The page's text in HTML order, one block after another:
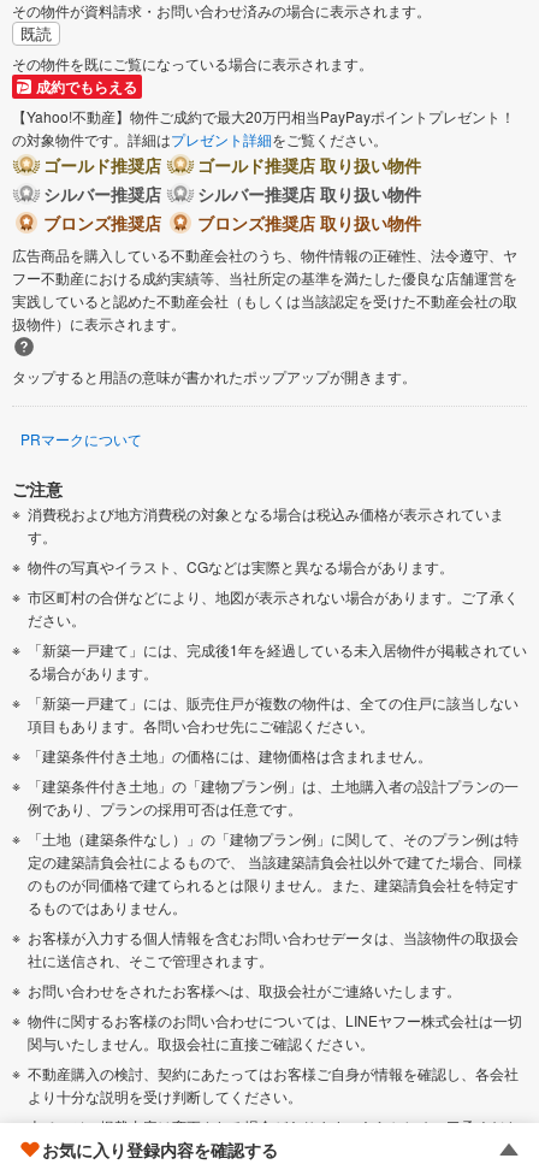
その物件が資料請求・お問い合わせ済みの場合に表示されます。
既読
その物件を既にご覧になっている場合に表示されます。
成約でもらえる
【Yahoo!不動産】物件ご成約で最大20万円相当PayPayポイントプレゼント！
の対象物件です。詳細はプレゼント詳細をご覧ください。
ゴールド推奨店
ゴールド推奨店 取り扱い物件
シルバー推奨店
シルバー推奨店 取り扱い物件
ブロンズ推奨店
ブロンズ推奨店 取り扱い物件
広告商品を購入している不動産会社のうち、物件情報の正確性、法令遵守、ヤ
フー不動産における成約実績等、当社所定の基準を満たした優良な店舗運営を
実践していると認めた不動産会社（もしくは当該認定を受けた不動産会社の取
扱物件）に表示されます。
タップすると用語の意味が書かれたポップアップが開きます。
PRマークについて
ご注意
消費税および地方消費税の対象となる場合は税込み価格が表示されていま
す。
物件の写真やイラスト、CGなどは実際と異なる場合があります。
市区町村の合併などにより、地図が表示されない場合があります。ご了承く
ださい。
「新築一戸建て」には、完成後1年を経過している未入居物件が掲載されてい
る場合があります。
「新築一戸建て」には、販売住戸が複数の物件は、全ての住戸に該当しない
項目もあります。各問い合わせ先にご確認ください。
「建築条件付き土地」の価格には、建物価格は含まれません。
「建築条件付き土地」の「建物プラン例」は、土地購入者の設計プランの一
例であり、プランの採用可否は任意です。
「土地（建築条件なし）」の「建物プラン例」に関して、そのプラン例は特
定の建築請負会社によるもので、 当該建築請負会社以外で建てた場合、同様
のものが同価格で建てられるとは限りません。また、建築請負会社を特定す
るものではありません。
お客様が入力する個人情報を含むお問い合わせデータは、当該物件の取扱会
社に送信され、そこで管理されます。
お問い合わせをされたお客様へは、取扱会社がご連絡いたします。
物件に関するお客様のお問い合わせについては、LINEヤフー株式会社は一切
関与いたしません。取扱会社に直接ご確認ください。
不動産購入の検討、契約にあたってはお客様ご自身が情報を確認し、各会社
より十分な説明を受け判断してください。
本ページの掲載内容は変更される場合があります。あらかじめご了承くださ
い。お気に入り登録内容を確認する